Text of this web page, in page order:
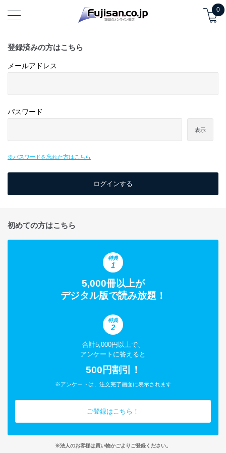
0
登録済みの方はこちら
メールアドレス
パスワード
表示
※パスワードを忘れた方はこちら
初めての方はこちら
特典
1
5,000冊以上が
デジタル版で読み放題！
特典
2
合計5,000円以上で、
アンケートに答えると
500円割引！
※アンケートは、注文完了画面に表示されます
ご登録はこちら！
※法人のお客様は買い物かごよりご登録ください。